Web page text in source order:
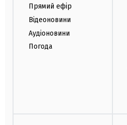
Прямий ефір
Відеоновини
Аудіоновини
Погода